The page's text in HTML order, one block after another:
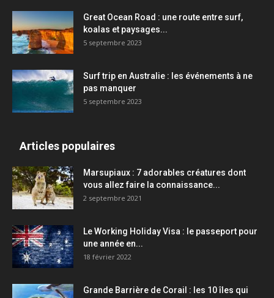
Great Ocean Road : une route entre surf,
koalas et paysages...
5 septembre 2023
Surf trip en Australie : les événements à ne
pas manquer
5 septembre 2023
Articles populaires
Marsupiaux : 7 adorables créatures dont
vous allez faire la connaissance...
2 septembre 2021
Le Working Holiday Visa : le passeport pour
une année en...
18 février 2022
Grande Barrière de Corail : les 10 îles qui